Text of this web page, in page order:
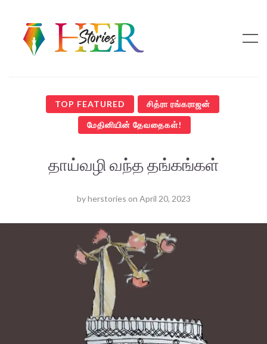
TOP FEATURED சித்ரா ரங்கராஜன்
மேதினியின் தேவதைகள்!
தாய்வழி வந்த தங்கங்கள்
byherstories on April 20, 2023